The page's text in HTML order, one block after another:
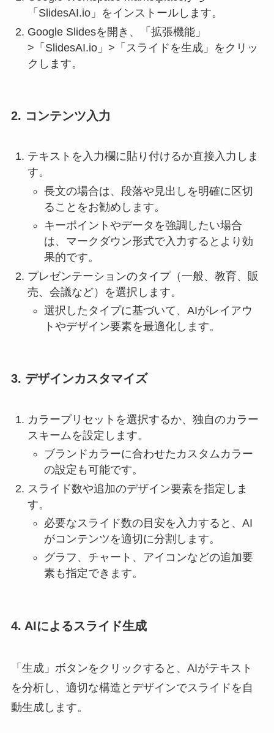
「SlidesAI.io」をインストールします。
Google Slidesを開き、「拡張機能」
>「SlidesAI.io」>「スライドを生成」をクリッ
クします。
2. コンテンツ入力
テキストを入力欄に貼り付けるか直接入力しま
す。
長文の場合は、段落や見出しを明確に区切
ることをお勧めします。
キーポイントやデータを強調したい場合
は、マークダウン形式で入力するとより効
果的です。
プレゼンテーションのタイプ（一般、教育、販
売、会議など）を選択します。
選択したタイプに基づいて、AIがレイアウ
トやデザイン要素を最適化します。
3. デザインカスタマイズ
カラープリセットを選択するか、独自のカラー
スキームを設定します。
ブランドカラーに合わせたカスタムカラー
の設定も可能です。
スライド数や追加のデザイン要素を指定しま
す。
必要なスライド数の目安を入力すると、AI
がコンテンツを適切に分割します。
グラフ、チャート、アイコンなどの追加要
素も指定できます。
4. AIによるスライド生成
「生成」ボタンをクリックすると、AIがテキスト
を分析し、適切な構造とデザインでスライドを自
動生成します。